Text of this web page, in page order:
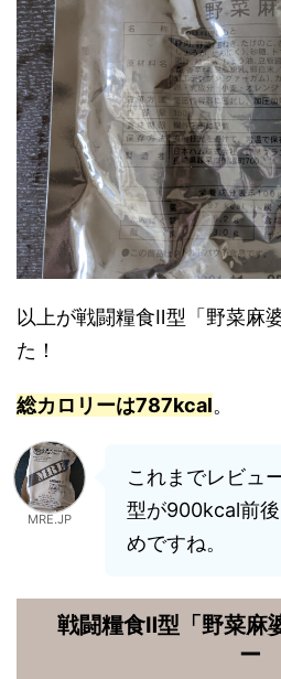
以上が戦闘糧食Ⅱ型「野菜麻
た！
総カロリーは787kcal。
MRE.JP
これまでレビュ
型が900kcal前
めですね。
戦闘糧食Ⅱ型「野菜麻
ー